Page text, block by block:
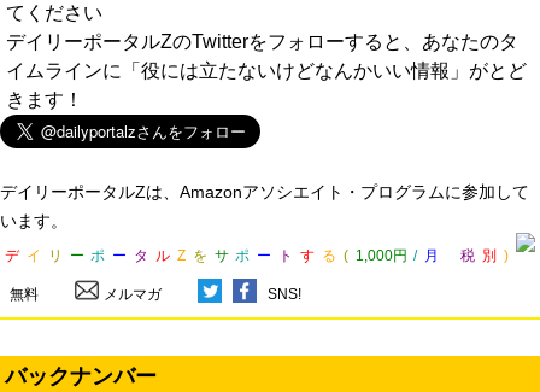
てください
デイリーポータルZのTwitterをフォローすると、あなたのタ
イムラインに「役には立たないけどなんかいい情報」がとど
きます！
デイリーポータルZは、Amazonアソシエイト・プログラムに参加して
います。
デ イ リ ー ポ ー タ ル Z を サ ポ ー ト す る ( 1,000円 / 月 税 別 )
無料 メルマガ SNS!
バックナンバー